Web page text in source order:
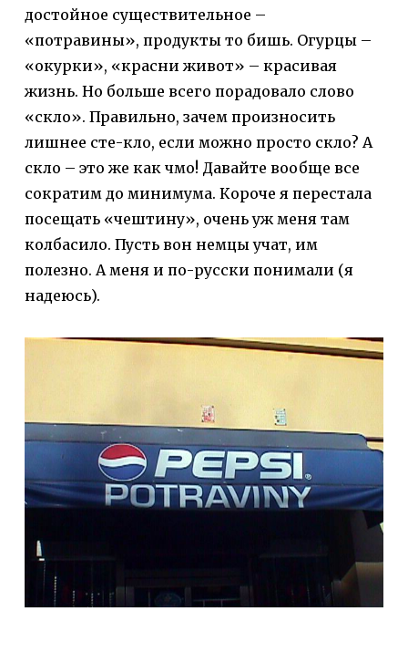
достойное существительное –
«потравины», продукты то бишь. Огурцы –
«окурки», «красни живот» – красивая
жизнь. Но больше всего порадовало слово
«скло». Правильно, зачем произносить
лишнее сте-кло, если можно просто скло? А
скло – это же как чмо! Давайте вообще все
сократим до минимума. Короче я перестала
посещать «чештину», очень уж меня там
колбасило. Пусть вон немцы учат, им
полезно. А меня и по-русски понимали (я
надеюсь).